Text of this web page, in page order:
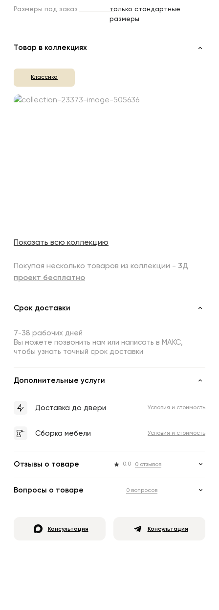
Размеры под заказ
только стандартные
размеры
Товар в коллекциях
Классика
Показать всю коллекцию
Покупая несколько товаров из коллекции - 3Д
проект бесплатно
Срок доставки
7-38 рабочих дней
Вы можете позвонить нам или написать в МАКС,
чтобы узнать точный срок доставки
Дополнительные услуги
Доставка до двери Условия и стоимость
Сборка мебели Условия и стоимость
Отзывы о товаре 0.0 0 отзывов
Вопросы о товаре 0 вопросов
Консультация Консультация